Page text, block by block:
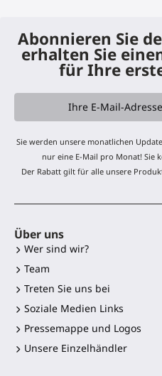
Abonnieren Sie
erhalten Sie
für Ihre
Sie werden unsere monatlichen
nur eine E-Mail pro Monat! Sie
Der Rabatt gilt für alle unsere
Über uns
Wer sind wir?
Team
Treten Sie uns bei
Soziale Medien Links
Pressemappe und Logos
Unsere Einzelhändler